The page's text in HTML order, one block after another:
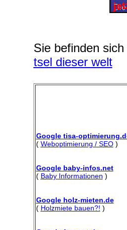
Sie befinden
tsel dieser welt
Google tisa-
( Weboptimierung / SEO)
Google baby-infos.net
( Baby Informationen )
Google holz-mieten.de
( Holzmiete bauen?! )